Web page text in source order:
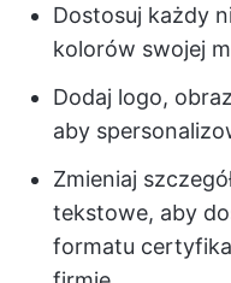
Dostosuj każdy
kolorów swojej
Dodaj logo,
aby
Zmieniaj
tekstowe, aby
formatu